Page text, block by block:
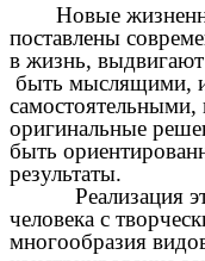
Новые
поставлены
в жизнь,
быть мыслящими,
оригинальные
быть
результаты.
Реализация
человека с
многообразия